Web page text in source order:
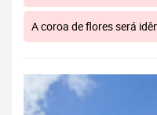
A coroa de flores será